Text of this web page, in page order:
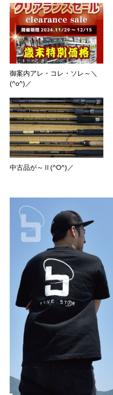
御案内アレ・コレ・ソレ～＼
(^o^)／
中古品が～Ⅱ(^O^)／